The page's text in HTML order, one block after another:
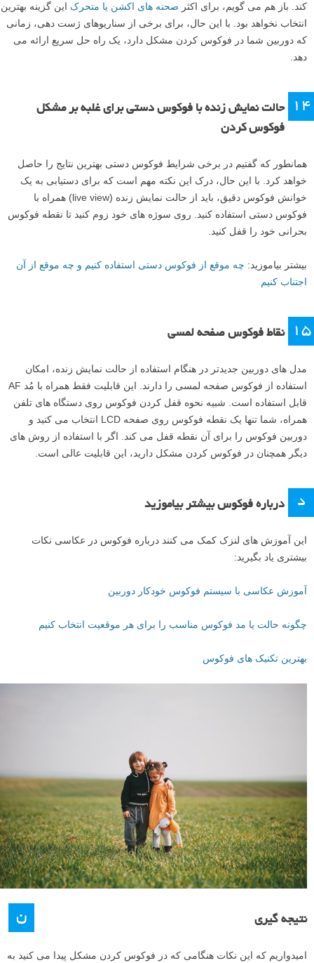
کند. باز هم می گویم، برای اکثر صحنه های اکشن یا متحرک این گزینه بهترین
انتخاب نخواهد بود. با این حال، برای برخی از سناریوهای ژست دهی، زمانی
که دوربین شما در فوکوس کردن مشکل دارد، یک راه حل سریع ارائه می
دهد.
۱۴
حالت نمایش زنده با فوکوس دستی برای غلبه بر مشکل
فوکوس کردن
همانطور که گفتیم در برخی شرایط فوکوس دستی بهترین نتایج را حاصل
خواهد کرد. با این حال، درک این نکته مهم است که برای دستیابی به یک
خوانش فوکوس دقیق، باید از حالت نمایش زنده (live view) همراه با
فوکوس دستی استفاده کنید. روی سوژه های خود زوم کنید تا نقطه فوکوس
بحرانی خود را قفل کنید.
بیشتر بیاموزید: چه موقع از فوکوس دستی استفاده کنیم و چه موقع از آن
اجتناب کنیم
۱۵ نقاط فوکوس صفحه لمسی
مدل های دوربین جدیدتر در هنگام استفاده از حالت نمایش زنده، امکان
استفاده از فوکوس صفحه لمسی را دارند. این قابلیت فقط همراه با مُد AF
قابل استفاده است. شبیه نحوه قفل کردن فوکوس روی دستگاه های تلفن
همراه، شما تنها یک نقطه فوکوس روی صفحه LCD انتخاب می کنید و
دوربین فوکوس را برای آن نقطه قفل می کند. اگر با استفاده از روش های
دیگر همچنان در فوکوس کردن مشکل دارید، این قابلیت عالی است.
د درباره فوکوس بیشتر بیاموزید
این آموزش های لنزک کمک می کنند درباره فوکوس در عکاسی نکات
بیشتری یاد بگیرید:
آموزش عکاسی با سیستم فوکوس خودکار دوربین
چگونه حالت یا مد فوکوس مناسب را برای هر موقعیت انتخاب کنیم
بهترین تکنیک های فوکوس
ن نتیجه گیری
امیدواریم که این نکات هنگامی که در فوکوس کردن مشکل پیدا می کنید به